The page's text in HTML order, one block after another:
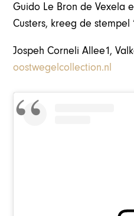
Guido Le Bron de Vexela
Custers, kreeg de stempel
Jospeh Corneli Allee1,
oostwegelcollection.nl